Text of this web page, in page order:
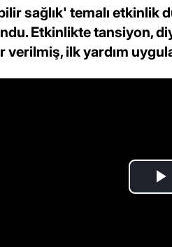
sağlık' temalı etkinlik
Etkinlikte tansiyon,
verilmiş, ilk yardım